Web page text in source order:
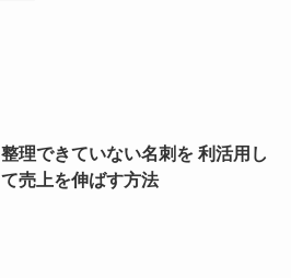
整理できていない名刺を 利活用し
て売上を伸ばす方法